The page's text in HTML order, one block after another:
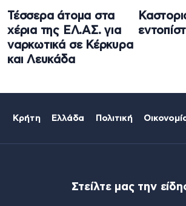
Τέσσερα άτομα στα
χέρια της ΕΛ.ΑΣ. για
ναρκωτικά σε Κέρκυρα
και Λευκάδα
Κρήτη Ελλάδα Πολιτική
Στείλτε μας την